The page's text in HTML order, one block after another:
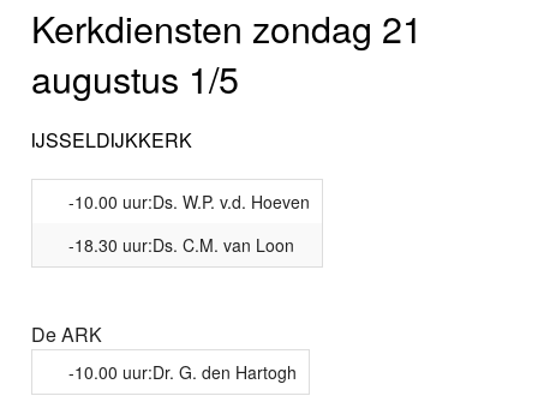
Kerkdiensten zondag 21
augustus 1/5
IJSSELDIJKKERK
-10.00 uur:Ds. W.P. v.d. Hoeven
-18.30 uur:Ds. C.M. van Loon
De ARK
-10.00 uur:Dr. G. den Hartogh